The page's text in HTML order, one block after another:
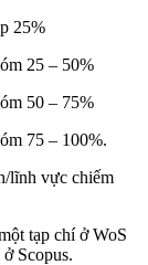
25%
25 – 50%
50 – 75%
75 – 100%.
lĩnh vực chiếm
tạp chí ở WoS
Scopus.